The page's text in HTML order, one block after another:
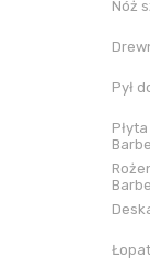
Nóż
Pył